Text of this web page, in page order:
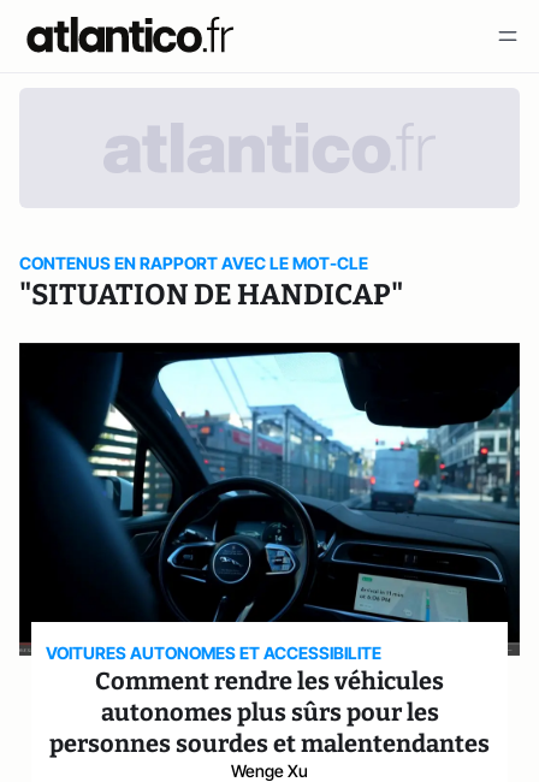
CONTENUS EN RAPPORT AVEC LE MOT-CLE
"SITUATION DE HANDICAP"
VOITURES AUTONOMES ET ACCESSIBILITE
Comment rendre les véhicules
autonomes plus sûrs pour les
personnes sourdes et malentendantes
Wenge Xu